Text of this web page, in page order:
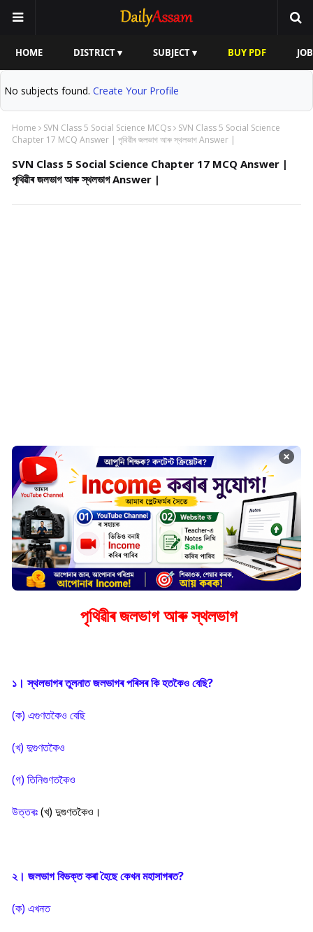
HOME DISTRICT ▾ SUBJECT ▾ BUY PDF
No subjects found. Create Your Profile
Home SVN Class 5 Social Science MCQs
SVN Class 5 Social Science
Chapter 17 MCQ Answer | পৃথিৱীৰ জলভাগ আৰু স্থলভাগ Answer |
SVN Class 5 Social Science Chapter 17 MCQ Answer |
পৃথিৱীৰ জলভাগ আৰু স্থলভাগ Answer |
×
পৃথিৱীৰ জলভাগ আৰু স্থলভাগ
১। স্থলভাগৰ তুলনাত জলভাগৰ পৰিসৰ কি হতকৈও বেছি?
(ক) এগুণতকৈও বেছি
(খ) দুগুণতকৈও
(গ) তিনিগুণতকৈও
উত্তৰঃ(খ) দুগুণতকৈও।
২। জলভাগ বিভক্ত কৰা হৈছে কেখন মহাসাগৰত?
(ক) এখনত